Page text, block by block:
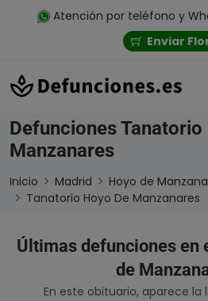
Atención por teléfono y
Enviar
Defunciones Tanatorio
Manzanares
Inicio Madrid
Hoyo de
Tanatorio Hoyo De Manzanares
Últimas defunciones en
de
En este obituario, aparece la